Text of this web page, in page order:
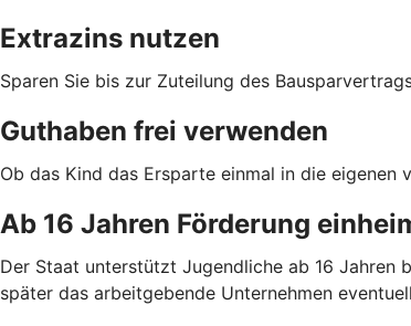
Extrazins nutzen
Sparen Sie bis zur Zuteilung des
Guthaben frei verwenden
Ob das Kind das Ersparte einmal in die
Ab 16 Jahren Förderung
Der Staat unterstützt Jugendliche ab 16 Jahren
später das arbeitgebende Unternehmen